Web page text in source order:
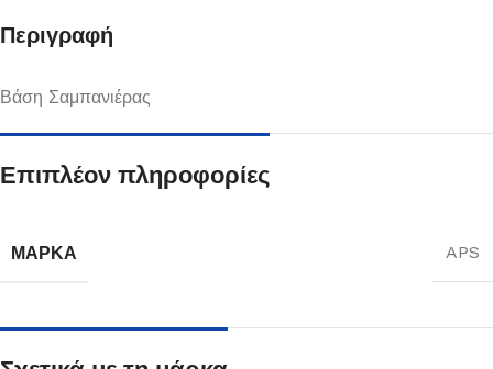
Περιγραφή
Βάση Σαμπανιέρας
Επιπλέον πληροφορίες
ΜΆΡΚΑ APS